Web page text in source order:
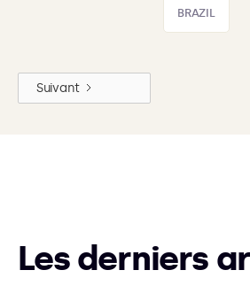
BRAZIL
Suivant
Les derniers